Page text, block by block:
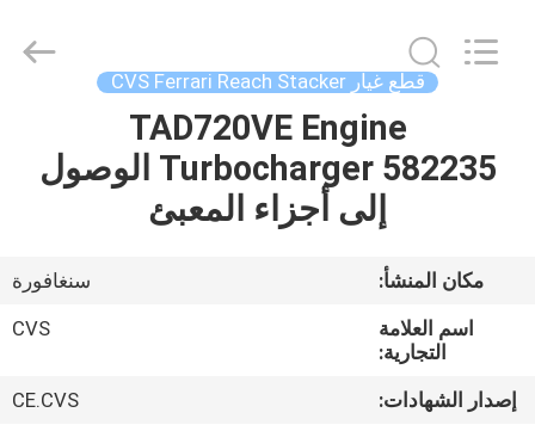
الرئيسية
معلومات
ruihuaxin
Electromechanical
Reserved.
قطع غيار CVS Ferrari Reach Stacker
TAD720VE Engine
Turbocharger 582235 الوصول
إلى أجزاء المعبئ
مكان المنشأ:
سنغافورة
اسم العلامة
التجارية:
CVS
إصدار الشهادات:
CE.CVS